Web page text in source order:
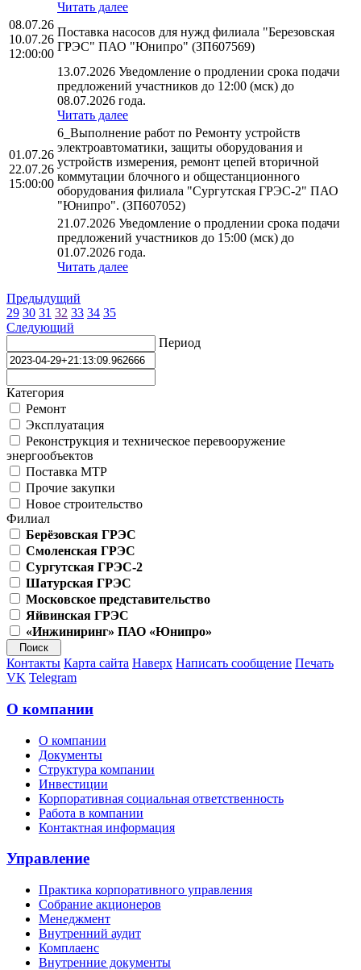
Читать далее
08.07.26
10.07.26
12:00:00
Поставка насосов для нужд филиала "Березовская
ГРЭС" ПАО "Юнипро" (ЗП607569)
13.07.2026 Уведомление о продлении срока подачи
предложений участников до 12:00 (мск) до
08.07.2026 года.
Читать далее
01.07.26
22.07.26
15:00:00
6_Выполнение работ по Ремонту устройств
электроавтоматики, защиты оборудования и
устройств измерения, ремонт цепей вторичной
коммутации блочного и общестанционного
оборудования филиала "Сургутская ГРЭС-2" ПАО
"Юнипро". (ЗП607052)
21.07.2026 Уведомление о продлении срока подачи
предложений участников до 15:00 (мск) до
01.07.2026 года.
Читать далее
Предыдущий
29 30 31 32 33 34 35
Следующий
Период
Категория
Ремонт
Эксплуатация
Реконструкция и техническое перевооружение
энергообъектов
Поставка МТР
Прочие закупки
Новое строительство
Филиал
Берёзовская ГРЭС
Смоленская ГРЭС
Сургутская ГРЭС-2
Шатурская ГРЭС
Московское представительство
Яйвинская ГРЭС
«Инжиниринг» ПАО «Юнипро»
Контакты Карта сайта Наверх Написать сообщение Печать
VK Telegram
О компании
О компании
Документы
Структура компании
Инвестиции
Корпоративная социальная ответственность
Работа в компании
Контактная информация
Управление
Практика корпоративного управления
Собрание акционеров
Менеджмент
Внутренний аудит
Комплаенс
Внутренние документы